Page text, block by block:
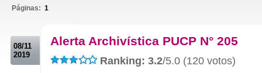
Páginas: 1
08/11
2019
Alerta Archivística PUCP N° 205
Ranking: 3.2/5.0 (120 votos)